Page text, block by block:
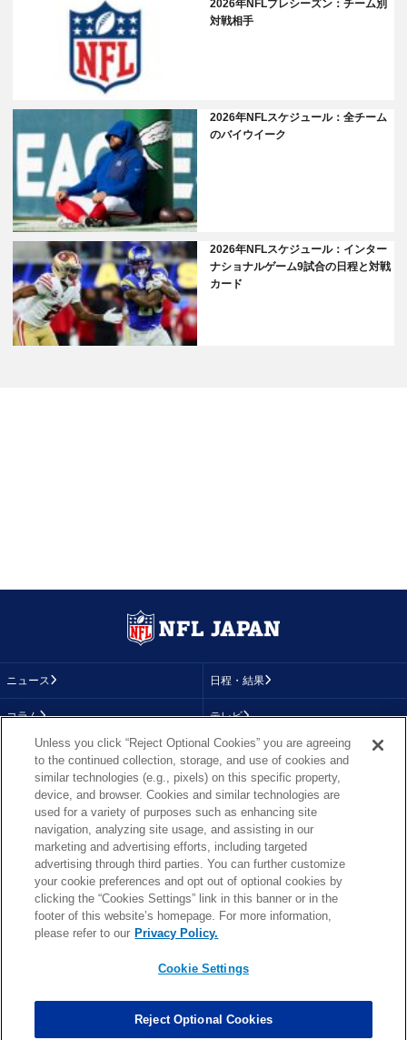
2026年NFLプレシーズン：チーム別
対戦相手
2026年NFLスケジュール：全チーム
のバイウイーク
2026年NFLスケジュール：インター
ナショナルゲーム9試合の日程と対戦
カード
ニュース 日程・結果
コラム テレビ
画像
順位表
About NFL
More NFL 特集
TOP お問い合わせ FAQ
PHOTO BY AP Images / PHOTO BY Getty Images
Unless you click “Reject Optional Cookies” you are agreeing
to the continued collection, storage, and use of cookies and
similar technologies (e.g., pixels) on this specific property,
device, and browser. Cookies and similar technologies are
used for a variety of purposes such as enhancing site
navigation, analyzing site usage, and assisting in our
marketing and advertising efforts, including targeted
advertising through third parties. You can further customize
your cookie preferences and opt out of optional cookies by
clicking the “Cookies Settings” link in this banner or in the
footer of this website’s homepage. For more information,
please refer to our Privacy Policy.
Cookie Settings
Reject Optional Cookies